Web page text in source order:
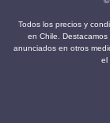
Todos los precios y
en Chile.
anunciados en otros
el